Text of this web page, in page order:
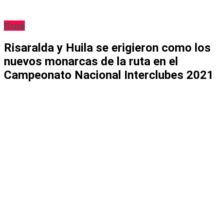
Ruta
Risaralda y Huila se erigieron como los
nuevos monarcas de la ruta en el
Campeonato Nacional Interclubes 2021